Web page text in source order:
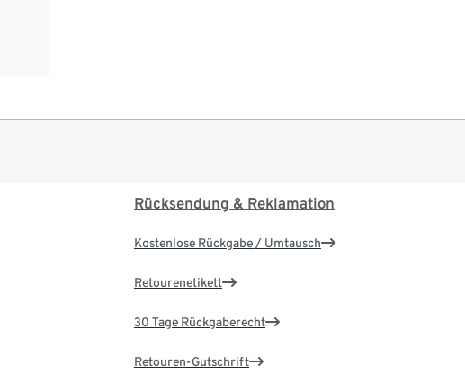
Rücksendung & Reklamation
Kostenlose Rückgabe / Umtausch
Retourenetikett
30 Tage Rückgaberecht
Retouren-Gutschrift